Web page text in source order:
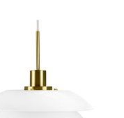
Senter Orkanger
113, 7300